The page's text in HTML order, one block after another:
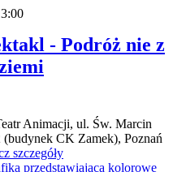
- Podróż nie z
Animacji, ul. Św. Marcin
(budynek CK Zamek), Poznań
szczegóły